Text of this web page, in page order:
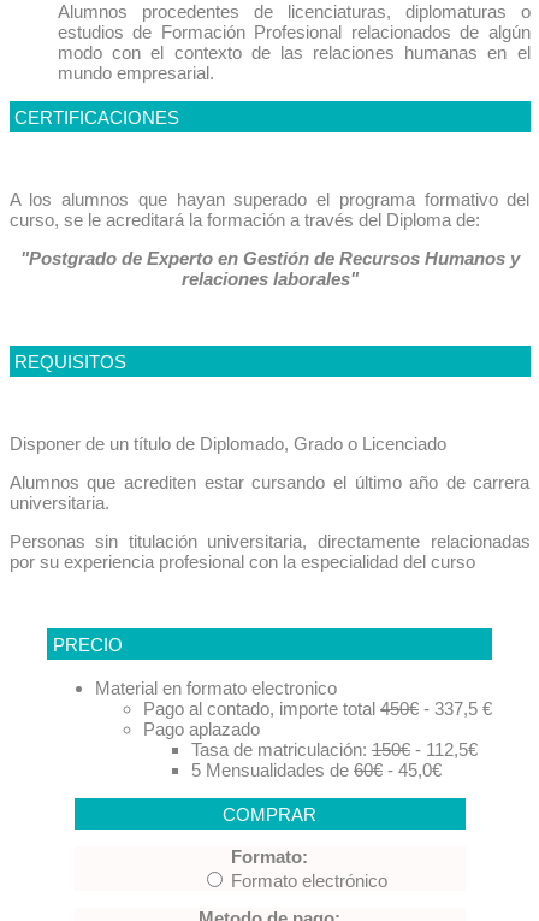
Alumnos procedentes de licenciaturas, diplomaturas o
estudios de Formación Profesional relacionados de algún
modo con el contexto de las relaciones humanas en el
mundo empresarial.
CERTIFICACIONES
A los alumnos que hayan superado el programa formativo del
curso, se le acreditará la formación a través del Diploma de:
"Postgrado de Experto en Gestión de Recursos Humanos y
relaciones laborales"
REQUISITOS
Disponer de un título de Diplomado, Grado o Licenciado
Alumnos que acrediten estar cursando el último año de carrera
universitaria.
Personas sin titulación universitaria, directamente relacionadas
por su experiencia profesional con la especialidad del curso
PRECIO
Material en formato electronico
Pago al contado, importe total 450€ - 337,5 €
Pago aplazado
Tasa de matriculación: 150€ - 112,5€
5 Mensualidades de 60€ - 45,0€
COMPRAR
Formato:
Formato electrónico